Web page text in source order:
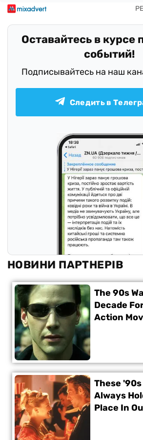
Оставайтесь в курсе
событий!
Подписывайтесь на наш
Следить в